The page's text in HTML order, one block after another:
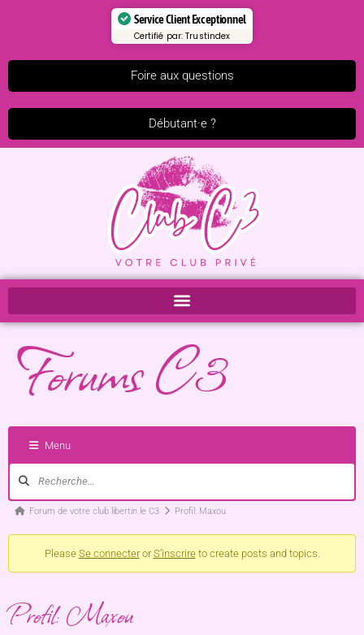
Service Client Exceptionnel
Certifié par:Trustindex
Foire aux questions
Débutant·e ?
Forums C3
Menu
Forum de votre club libertin le C3 Profil: Maxou
Please Se connecterorS’inscrireto create posts and topics.
Profil: Maxou